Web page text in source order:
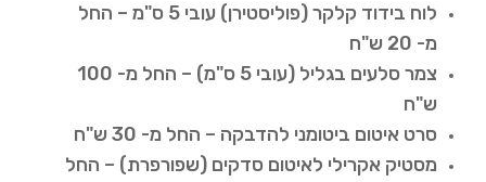
לוח בידוד קלקר (פוליסטירן) עובי 5 ס"מ – החל
מ- 20 ש"ח
צמר סלעים בגליל (עובי 5 ס"מ) – החל מ- 100
ש"ח
סרט איטום ביטומני להדבקה – החל מ- 30 ש"ח
מסטיק אקרילי לאיטום סדקים (שפורפרת) – החל